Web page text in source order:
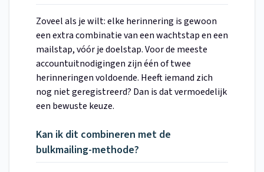
Zoveel als je wilt: elke herinnering is gewoon
een extra combinatie van een wachtstap en een
mailstap, vóór je doelstap. Voor de meeste
accountuitnodigingen zijn één of twee
herinneringen voldoende. Heeft iemand zich
nog niet geregistreerd? Dan is dat vermoedelijk
een bewuste keuze.
Kan ik dit combineren met de
bulkmailing-methode?